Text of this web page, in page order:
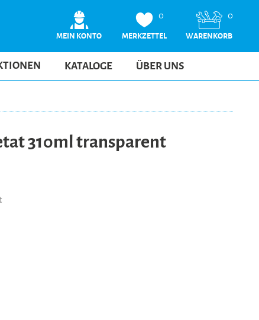
MEIN KONTO
0
MERKZETTEL
0
WARENKORB
KATALOGE ÜBER UNS
310ml transparent